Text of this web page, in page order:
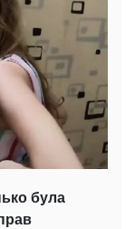
була